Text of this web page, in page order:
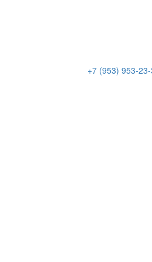
+7 (953) 953-